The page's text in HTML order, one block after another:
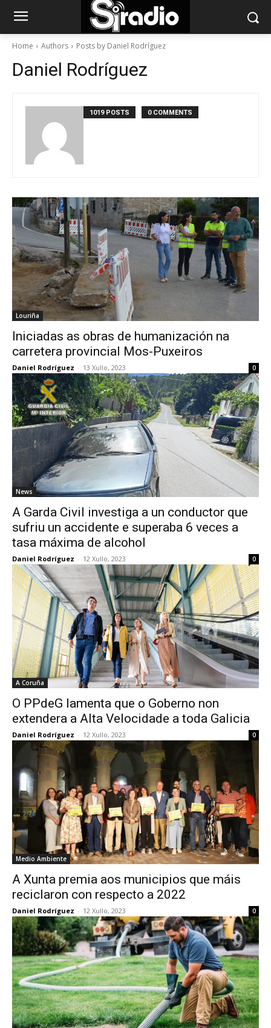
Home Authors Posts by Daniel Rodríguez
Daniel Rodríguez
1019 POSTS 0 COMMENTS
Louriña
Iniciadas as obras de humanización na
carretera provincial Mos-Puxeiros
Daniel Rodríguez - 13 Xullo, 2023 0
News
A Garda Civil investiga a un conductor que
sufriu un accidente e superaba 6 veces a
tasa máxima de alcohol
Daniel Rodríguez - 12 Xullo, 2023 0
A Coruña
O PPdeG lamenta que o Goberno non
extendera a Alta Velocidade a toda Galicia
Daniel Rodríguez - 12 Xullo, 2023 0
Medio Ambiente
A Xunta premia aos municipios que máis
reciclaron con respecto a 2022
Daniel Rodríguez - 12 Xullo, 2023 0